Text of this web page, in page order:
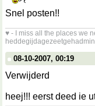
Snel posten!!
♥ - I miss all the places we
08-10-2007, 00:19
Verwijderd
heej!!! eerst deed ie